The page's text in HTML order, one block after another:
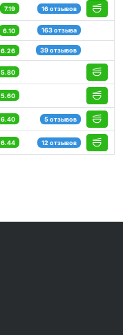
7.19 16 отзывов
6.10 163 отзыва
6.26 39 отзывов
5.80
5.60
6.40 5 отзывов
6.44 12 отзывов